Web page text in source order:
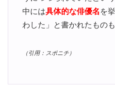
中には具体的な俳優名 を
わした」と書かれたものも
（引用：スポニチ）